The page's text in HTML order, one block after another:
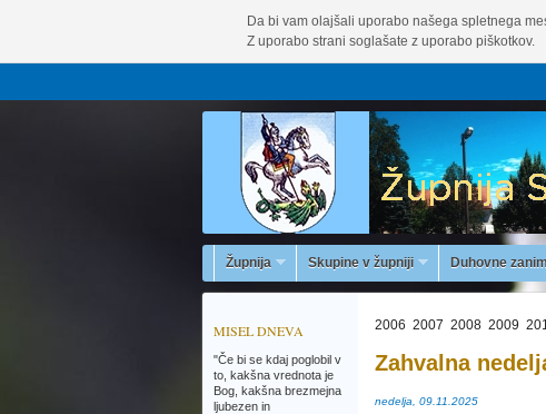
Da bi vam olajšali uporabo našega spletnega
Z uporabo strani soglašate z uporabo piškotkov.
Župnija Skupine v župniji Duhovne
MISEL DNEVA
"Če bi se kdaj poglobil v
to, kakšna vrednota je
Bog, kakšna brezmejna
ljubezen in
2006 2007 2008 2009
Zahvalna
nedelja, 09.11.2025